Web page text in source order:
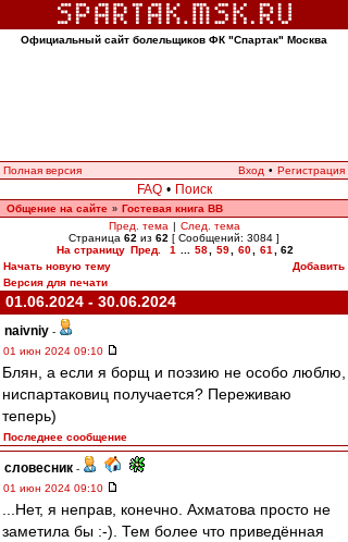
Официальный сайт болельщиков ФК "Спартак" Москва
Полная версия Вход • Регистрация
FAQ • Поиск
Общение на сайте » Гостевая книга ВВ
Пред. тема | След. тема
Страница 62 из 62 [ Сообщений: 3084 ]
На страницу Пред. 1 58 59 60 61
62
Начать новую тему
Добавить
Версия для печати
01.06.2024 - 30.06.2024
naivniy -
01 июн 2024 09:10
Блян, а если я борщ и поэзию не особо люблю,
ниспартаковиц получается? Переживаю
теперь)
Последнее сообщение
словесник -
01 июн 2024 09:10
...Нет, я неправ, конечно. Ахматова просто не
заметила бы :-). Тем более что приведённая